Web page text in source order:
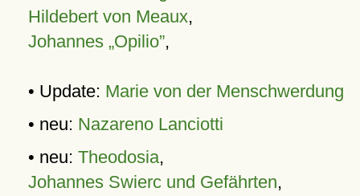
Hildebert von Meaux,
Johannes „Opilio”,
• Update: Marie von der Menschwerdung
• neu: Nazareno Lanciotti
• neu: Theodosia,
Johannes Swierc und Gefährten,